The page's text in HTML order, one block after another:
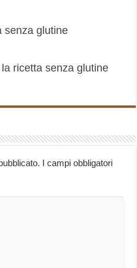
senza glutine
ricetta senza glutine
I campi obbligatori